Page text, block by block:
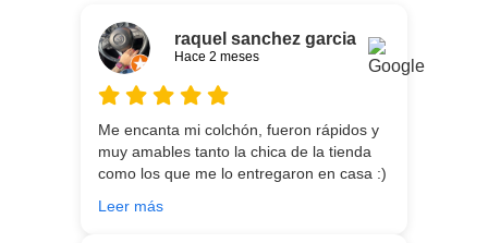
raquel sanchez garcia
Hace 2 meses
Me encanta mi colchón, fueron rápidos y
muy amables tanto la chica de la tienda
como los que me lo entregaron en casa :)
meses después:) son todos un encanto y
Leer más